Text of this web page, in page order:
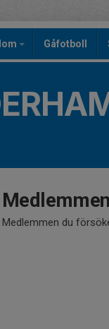
Gåfotboll
Medlemmen du